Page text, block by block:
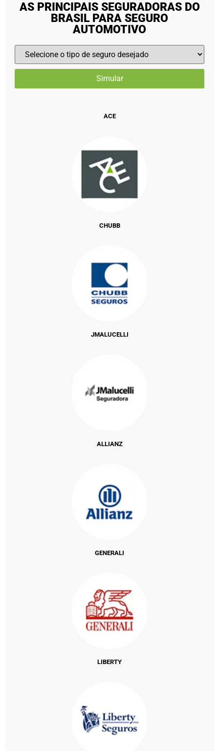
AS PRINCIPAIS SEGURADORAS DO
BRASIL PARA SEGURO
AUTOMOTIVO
ACE
CHUBB
JMALUCELLI
ALLIANZ
GENERALI
LIBERTY